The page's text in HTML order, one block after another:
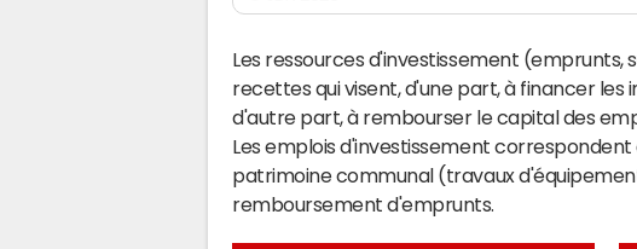
Les ressources d'investissement (emprunts,
recettes qui visent, d'une part, à financer les
d'autre part, à rembourser le capital des
Les emplois d'investissement
patrimoine communal (travaux
remboursement d'emprunts.